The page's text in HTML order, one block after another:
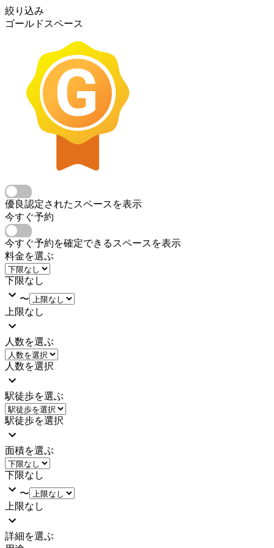
絞り込み
ゴールドスペース
優良認定されたスペースを表示
今すぐ予約
今すぐ予約を確定できるスペースを表示
料金を選ぶ
下限なし
〜
上限なし
人数を選ぶ
人数を選択
駅徒歩を選ぶ
駅徒歩を選択
面積を選ぶ
下限なし
〜
上限なし
詳細を選ぶ